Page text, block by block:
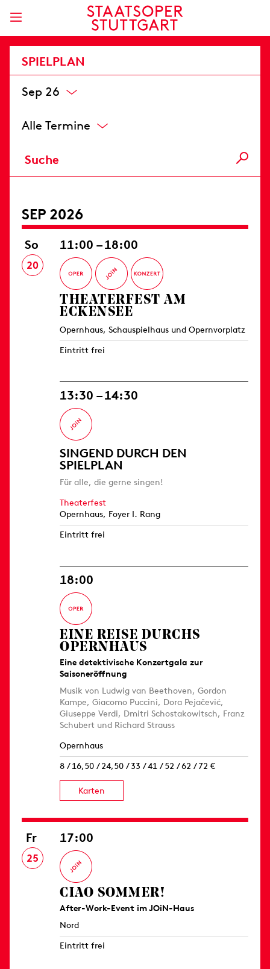
SPIELPLAN
Sep 26
Alle Termine
SEP 2026
So
20
11:00 – 18:00
THEATERFEST AM
ECKENSEE
Opernhaus, Schauspielhaus und Opernvorplatz
Eintritt frei
13:30 – 14:30
SINGEND DURCH DEN
SPIELPLAN
Für alle, die gerne singen!
Theaterfest
Opernhaus, Foyer I. Rang
Eintritt frei
18:00
EINE REISE DURCHS
OPERNHAUS
Eine detektivische Konzertgala zur
Saisoneröffnung
Musik von Ludwig van Beethoven, Gordon
Kampe, Giacomo Puccini, Dora Pejačević,
Giuseppe Verdi, Dmitri Schostakowitsch, Franz
Schubert und Richard Strauss
Opernhaus
8 / 16,50 / 24,50 / 33 / 41 / 52 / 62 / 72 €
Karten
Fr
25
17:00
CIAO SOMMER!
After-Work-Event im JOiN-Haus
Nord
Eintritt frei